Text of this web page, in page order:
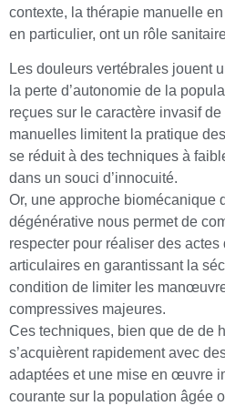
contexte, la thérapie manuelle
en particulier, ont un rôle
Les douleurs vertébrales jouent
la perte d’autonomie de la
reçues sur le caractère invasif
manuelles limitent la pratique
se réduit à des techniques à
dans un souci d’innocuité.
Or, une approche biomécanique
dégénérative nous permet de
respecter pour réaliser des
articulaires en garantissant la
condition de limiter les
compressives majeures.
Ces techniques, bien que de de
s’acquièrent rapidement avec
adaptées et une mise en œuvre
courante sur la population âgée